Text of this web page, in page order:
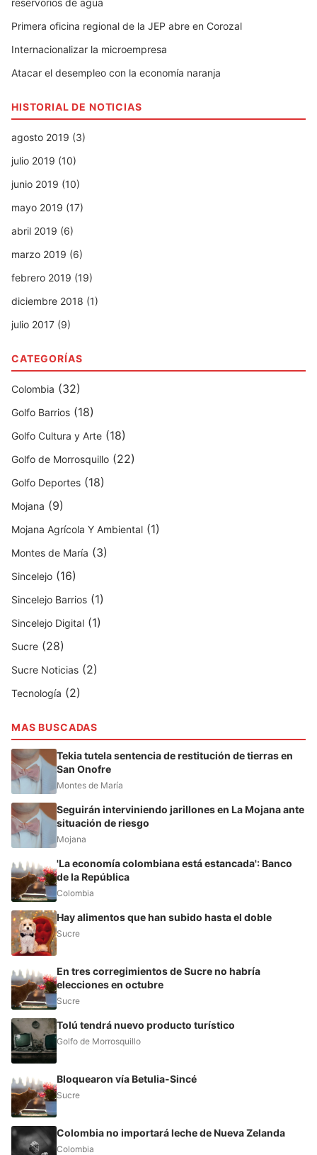
Primera oficina regional de la JEP abre en Corozal
Internacionalizar la microempresa
Atacar el desempleo con la economía naranja
HISTORIAL DE NOTICIAS
agosto 2019 (3)
julio 2019 (10)
junio 2019 (10)
mayo 2019 (17)
abril 2019 (6)
marzo 2019 (6)
febrero 2019 (19)
diciembre 2018 (1)
julio 2017 (9)
CATEGORÍAS
Colombia (32)
Golfo Barrios (18)
Golfo Cultura y Arte (18)
Golfo de Morrosquillo (22)
Golfo Deportes (18)
Mojana (9)
Mojana Agrícola Y Ambiental (1)
Montes de María (3)
Sincelejo (16)
Sincelejo Barrios (1)
Sincelejo Digital (1)
Sucre (28)
Sucre Noticias (2)
Tecnología (2)
MAS BUSCADAS
Tekia tutela sentencia de restitución de tierras en
San Onofre
Montes de María
Seguirán interviniendo jarillones en La Mojana ante
situación de riesgo
Mojana
'La economía colombiana está estancada': Banco
de la República
Colombia
Hay alimentos que han subido hasta el doble
Sucre
En tres corregimientos de Sucre no habría
elecciones en octubre
Sucre
Tolú tendrá nuevo producto turístico
Golfo de Morrosquillo
Bloquearon vía Betulia-Sincé
Sucre
Colombia no importará leche de Nueva Zelanda
Colombia